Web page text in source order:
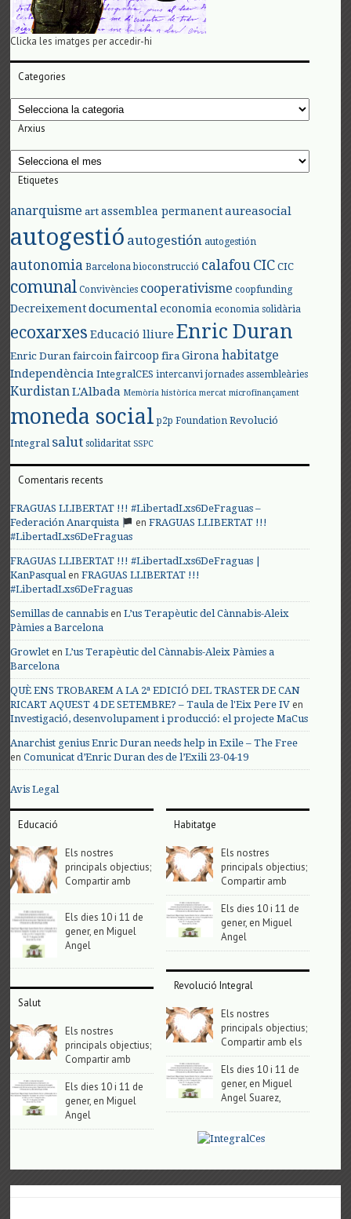
Clicka les imatges per accedir-hi
Categories
Categories
Arxius
Arxius
Etiquetes
anarquisme art assemblea permanent aureasocial
autogestió autogestión autogestión
autonomia Barcelona bioconstrucció calafouCIC CIC
comunal Convivències cooperativisme coopfunding
Decreixement documental economia economia solidària
ecoxarxes Educació lliure Enric Duran
Enric Duran faircoin faircoop fira Girona habitatge
Independència IntegralCES intercanvi jornades assembleàries
KurdistanL'Albada Memòria històrica mercat microfinançament
moneda social p2p Foundation Revolució
Integral salut solidaritat SSPC
Comentaris recents
FRAGUAS LLIBERTAT !!! #LibertadLxs6DeFraguas –
Federación Anarquista
enFRAGUAS LLIBERTAT !!!
#LibertadLxs6DeFraguas
FRAGUAS LLIBERTAT !!! #LibertadLxs6DeFraguas |
KanPasqualenFRAGUAS LLIBERTAT !!!
#LibertadLxs6DeFraguas
Semillas de cannabis enL’us Terapèutic del Cànnabis-Aleix
Pàmies a Barcelona
Growlet enL’us Terapèutic del Cànnabis-Aleix Pàmies a
Barcelona
QUÈ ENS TROBAREM A LA 2ª EDICIÓ DEL TRASTER DE CAN
RICART AQUEST 4 DE SETEMBRE? – Taula de l'Eix Pere IV en
Investigació, desenvolupament i producció: el projecte MaCus
Anarchist genius Enric Duran needs help in Exile – The Free
enComunicat d’Enric Duran des de l’Exili 23-04-19
Avis Legal
Educació
Els nostres
principals objectius;
Compartir amb
Els dies 10 i 11 de
gener, en Miguel
Angel
Salut
Els nostres
principals objectius;
Compartir amb
Els dies 10 i 11 de
gener, en Miguel
Angel
Habitatge
Els nostres
principals objectius;
Compartir amb
Els dies 10 i 11 de
gener, en Miguel
Angel
Revolució Integral
Els nostres
principals objectius;
Compartir amb els
Els dies 10 i 11 de
gener, en Miguel
Angel Suarez,